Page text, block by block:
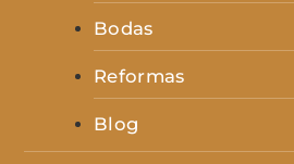
Bodas
Reformas
Blog